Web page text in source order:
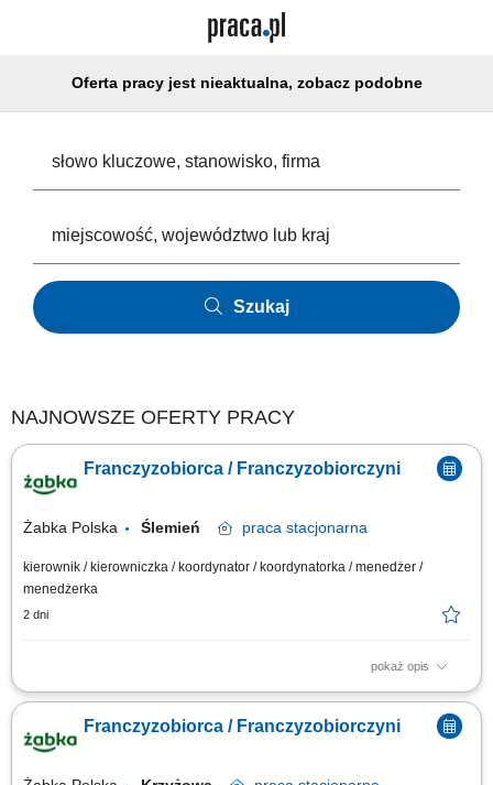
Oferta pracy jest nieaktualna, zobacz podobne
Szukaj
NAJNOWSZE OFERTY PRACY
Franczyzobiorca / Franczyzobiorczyni
Żabka Polska Ślemień praca stacjonarna
kierownik / kierowniczka / koordynator / koordynatorka / menedżer /
menedżerka
2 dni
pokaż opis
Główne zadania: Prowadzenie własnej działalności gospodarczej w
oparciu o sprawdzony model biznesowy. Dbanie o wysoką jakość obsługi.
Monitorowanie stanów magazynowych i zamówień. Dostosowywanie
asortymentu sklepu do potrzeb lokalnego rynku. Współpraca z centralą w
Franczyzobiorca / Franczyzobiorczyni